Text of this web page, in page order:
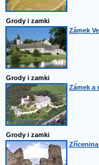
Grody i zamki
Zámek
Grody i zamki
Zámek a
Grody i zamki